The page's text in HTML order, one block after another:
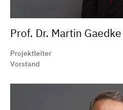
Prof. Dr. Martin Gaedke
Projektleiter
Vorstand